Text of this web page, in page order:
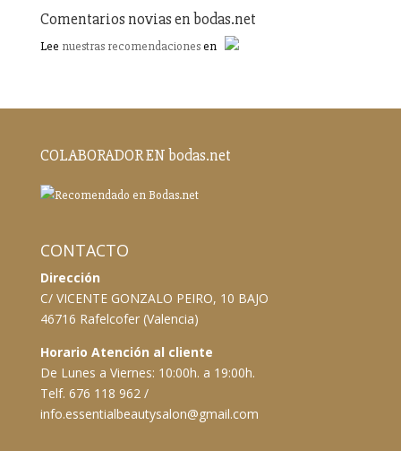
Comentarios novias en bodas.net
Lee nuestras recomendacionesen
COLABORADOR EN bodas.net
CONTACTO
Dirección
C/ VICENTE GONZALO PEIRO, 10 BAJO
46716 Rafelcofer (Valencia)
Horario Atención al cliente
De Lunes a Viernes: 10:00h. a 19:00h.
Telf. 676 118 962 /
info.essentialbeautysalon@gmail.com